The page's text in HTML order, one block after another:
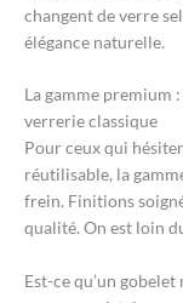
changent de verre
élégance naturelle.
La gamme premium
verrerie classique
Pour ceux qui
réutilisable, la
frein. Finitions
qualité. On est loin
Est-ce qu’un